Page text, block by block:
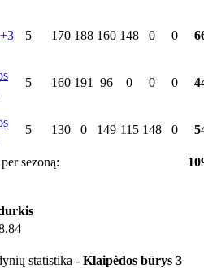
5 170 188 160 148 0 0
5 160 191 96 0 0 0
5 130 0 149 115 148 0
sezoną:
statistika - Klaipėdos būrys 3